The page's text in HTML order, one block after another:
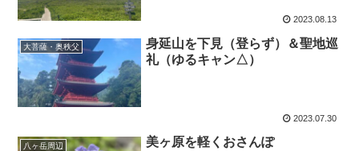
2023.08.13
大菩薩・奥秩父
身延山を下見（登らず）＆聖地巡
礼（ゆるキャン△）
2023.07.30
八ヶ岳周辺 美ヶ原を軽くおさんぽ